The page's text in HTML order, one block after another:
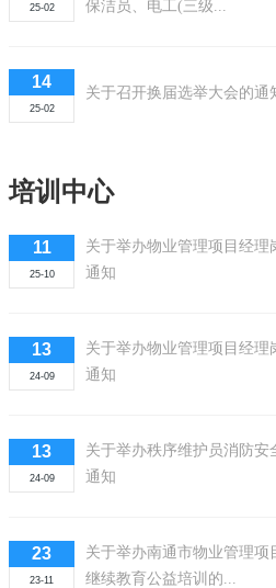
25-02
保洁员、电工(三级...
14
25-02
关于召开换届选举大会的通
培训中心
11
25-10
关于举办物业管理项目经理
通知
13
24-09
关于举办物业管理项目经理
通知
13
24-09
关于举办秩序维护员消防安
通知
23
23-11
关于举办南通市物业管理项
继续教育公益培训的...